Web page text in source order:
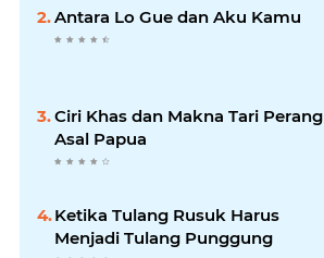
Antara Lo Gue dan Aku Kamu
Ciri Khas dan Makna Tari Perang
Asal Papua
Ketika Tulang Rusuk Harus
Menjadi Tulang Punggung